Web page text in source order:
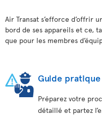
Air Transat s’efforce d’offrir
bord de ses appareils et ce,
que pour les membres
Guide
Préparez votre
détaillé et partez